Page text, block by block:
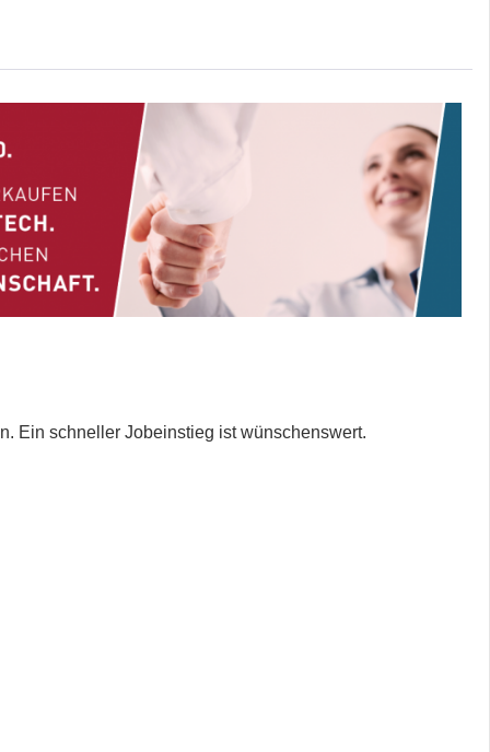
Ein schneller Jobeinstieg ist wünschenswert.